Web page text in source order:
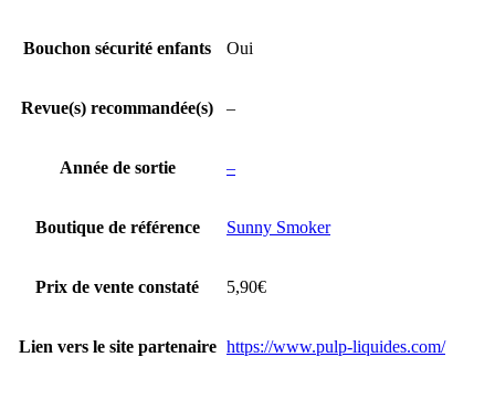
Bouchon sécurité enfants Oui
Revue(s) recommandée(s) –
Année de sortie –
Boutique de référence Sunny Smoker
Prix de vente constaté 5,90€
Lien vers le site partenaire https://www.pulp-liquides.com/